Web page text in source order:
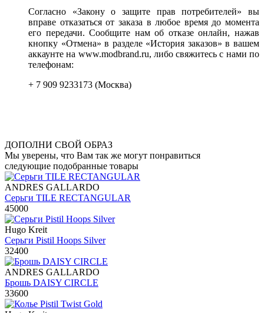
Согласно «Закону о защите прав потребителей» вы
вправе отказаться от заказа в любое время до момента
его передачи. Сообщите нам об отказе онлайн, нажав
кнопку «Отмена» в разделе «История заказов» в вашем
аккаунте на www.modbrand.ru, либо свяжитесь с нами по
телефонам:
+ 7 909 9233173 (Москва)
ДОПОЛНИ СВОЙ ОБРАЗ
Мы уверены, что Вам так же могут понравиться
следующие подобранные товары
ANDRES GALLARDO
Серьги TILE RECTANGULAR
45000
Hugo Kreit
Серьги Pistil Hoops Silver
32400
ANDRES GALLARDO
Брошь DAISY CIRCLE
33600